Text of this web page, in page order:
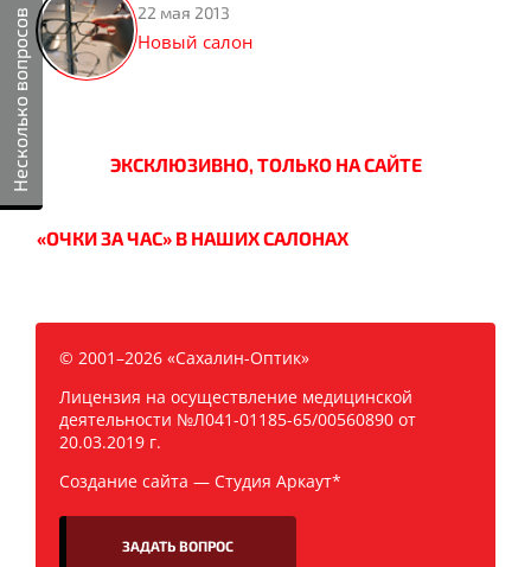
Несколько вопросов 22 мая 2013
Новый салон
ЭКСКЛЮЗИВНО, ТОЛЬКО НА САЙТЕ
«ОЧКИ ЗА ЧАС» В НАШИХ САЛОНАХ
© 2001–2026 «Сахалин-Оптик»
Лицензия на осуществление медицинской
деятельности №Л041-01185-65/00560890 от
20.03.2019 г.
Создание сайта — Студия Аркаут*
ЗАДАТЬ ВОПРОС